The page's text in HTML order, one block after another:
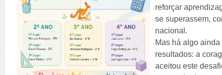
reforçar
se superassem,
nacional.
Mas há algo
resultados: a
aceitou este